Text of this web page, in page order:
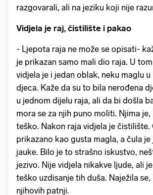
razgovarali, ali na jeziku koji nije
Vidjela je raj, čistilište i pakao
- Ljepota raja ne može se opisati-
je prikazan samo mali dio raja. U
vidjela je i jedan oblak, neku maglu
djeca. Kaže da su to bila nerođena
u jednom dijelu raja, ali da bi došla
mora se za njih puno moliti. Njima je,
teško. Nakon raja vidjela je čistilište.
prikazano kao gusta magla, a čula je
jauke. Bilo je to strašno iskustvo,
jezivo. Nije vidjela nikakve ljude, ali
teško uzdisanje tih duša. Naježila se,
njihovih patnji.